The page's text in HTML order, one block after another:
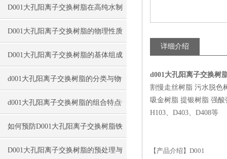
程
D001大孔阳离子交换树脂在高纯水制
备中的用途
D001大孔阳离子交换树脂的物理性质
D001大孔阳离子交换树脂的基体组成
与转型
d001大孔阳离子交换树脂的分类与物
理结构
d001大孔阳离子交换树脂的组合特点
与应用条件
如何预防D001大孔阳离子交换树脂铁
中毒？
D001大孔阳离子交换树脂的预处理与
详细介绍
d001大孔阳离子交换树
割慢走丝树脂 污水脱色
吸金树脂 提银树脂 强酸
H103、D403、D408等
【产品介绍】D001